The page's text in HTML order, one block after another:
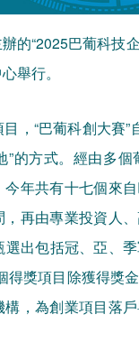
的“2025巴葡科技
舉行。
，“巴葡科創大賽
”的方式。經由多
年共有十七個來
再由專業投資人
出包括冠、亞、
得獎項目除獲得獎
，為創業項目落